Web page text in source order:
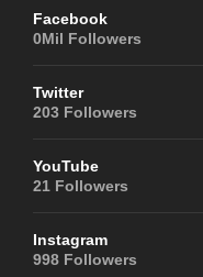
Facebook
0Mil Followers
Twitter
203 Followers
YouTube
21 Followers
Instagram
998 Followers